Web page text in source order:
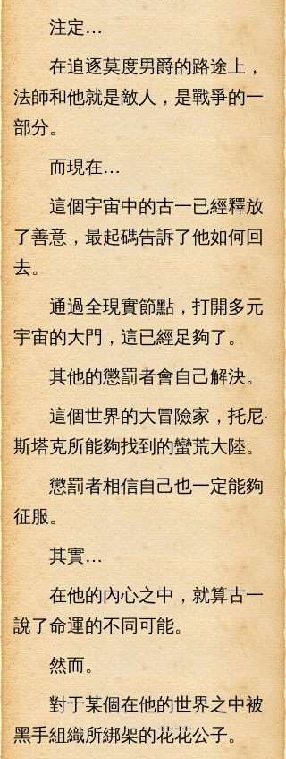
注定…
在追逐莫度男爵的路途上，
法師和他就是敵人，是戰爭的一
部分。
而現在…
這個宇宙中的古一已經釋放
了善意，最起碼告訴了他如何回
去。
通過全現實節點，打開多元
宇宙的大門，這已經足夠了。
其他的懲罰者會自己解決。
這個世界的大冒險家，托尼·
斯塔克所能夠找到的蠻荒大陸。
懲罰者相信自己也一定能夠
征服。
其實…
在他的內心之中，就算古一
說了命運的不同可能。
然而。
對于某個在他的世界之中被
黑手組織所綁架的花花公子。